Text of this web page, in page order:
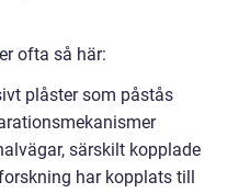
ofta så här:
plåster som påstås
särskilt kopplade
har kopplats till